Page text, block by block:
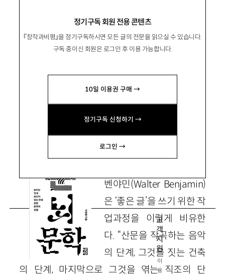
정기구독 회원 전용 콘텐츠
『창작과비평』을 정기구독하시면 모든 글의 전문을 읽으실 수 있습니다.
구독 중이신 회원은 로그인 후 이용 가능합니다.
10일 이용권 구매 →
정기구독 신청하기 →
로그인 →
눈길에서 눈길로
pons@cau.ac.kr
벤야민(Walter Benjamin)
은 ‘좋은 글’을 쓰기 위한 작
업과정을 이렇게 비유한
다. “산문을 작곡하는 음악
의 단계, 그것을 짓는 건축
의 단계, 마지막으로 그것을 엮는 직조의 단
고
객
지
원
이
용